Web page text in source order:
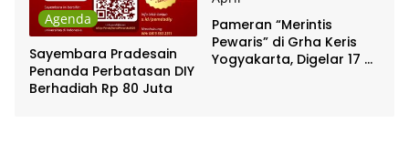
Agenda
Sayembara Pradesain
Penanda Perbatasan DIY
Berhadiah Rp 80 Juta
Pameran “Merintis
Pewaris” di Grha Keris
Yogyakarta, Digelar 17 –